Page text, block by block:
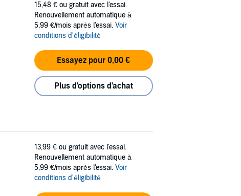
15,48 € ou gratuit avec l'essai.
Renouvellement automatique à
5,99 €/mois après l'essai. Voir
conditions d'éligibilité
Essayez pour 0,00 €
Plus d'options d'achat
13,99 € ou gratuit avec l'essai.
Renouvellement automatique à
5,99 €/mois après l'essai. Voir
conditions d'éligibilité